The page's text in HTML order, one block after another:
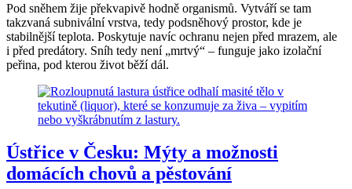
Pod sněhem žije překvapivě hodně organismů. Vytváří se tam
takzvaná subnivální vrstva, tedy podsněhový prostor, kde je
stabilnější teplota. Poskytuje navíc ochranu nejen před mrazem, ale
i před predátory. Sníh tedy není „mrtvý“ – funguje jako izolační
peřina, pod kterou život běží dál.
Ústřice v Česku: Mýty a možnosti
domácích chovů a pěstování